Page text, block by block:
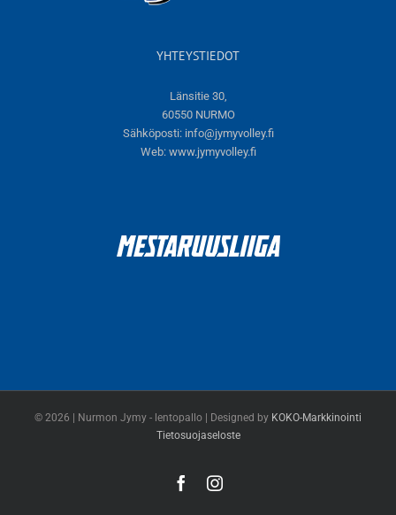
YHTEYSTIEDOT
Länsitie 30,
60550 NURMO
Sähköposti: info@jymyvolley.fi
Web: www.jymyvolley.fi
© 2026 | Nurmon Jymy - lentopallo | Designed by KOKO-Markkinointi
Tietosuojaseloste
FacebookInstagram